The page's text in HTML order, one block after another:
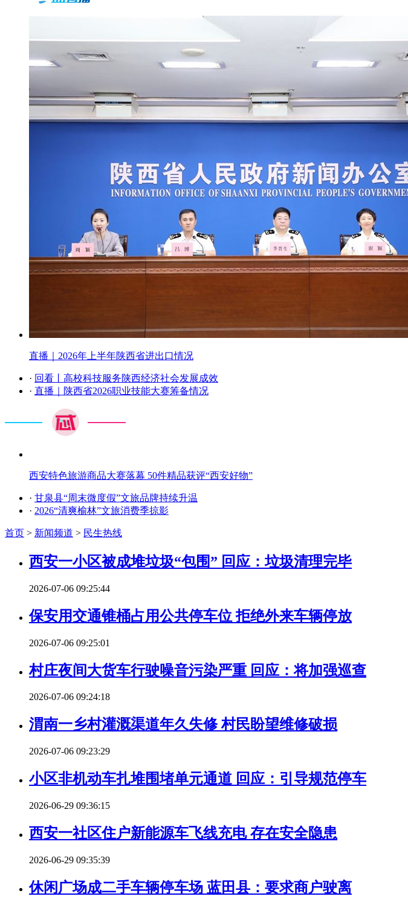
直播｜2026年上半年陕西省进出口情况
· 回看丨高校科技服务陕西经济社会发展成效
· 直播｜陕西省2026职业技能大赛筹备情况
西安特色旅游商品大赛落幕 50件精品获评“西安好物”
· 甘泉县“周末微度假”文旅品牌持续升温
· 2026“清爽榆林”文旅消费季掠影
首页 > 新闻频道 > 民生热线
西安一小区被成堆垃圾“包围” 回应：垃圾清理完毕
2026-07-06 09:25:44
保安用交通锥桶占用公共停车位 拒绝外来车辆停放
2026-07-06 09:25:01
村庄夜间大货车行驶噪音污染严重 回应：将加强巡查
2026-07-06 09:24:18
渭南一乡村灌溉渠道年久失修 村民盼望维修破损
2026-07-06 09:23:29
小区非机动车扎堆围堵单元通道 回应：引导规范停车
2026-06-29 09:36:15
西安一社区住户新能源车飞线充电 存在安全隐患
2026-06-29 09:35:39
休闲广场成二手车辆停车场 蓝田县：要求商户驶离